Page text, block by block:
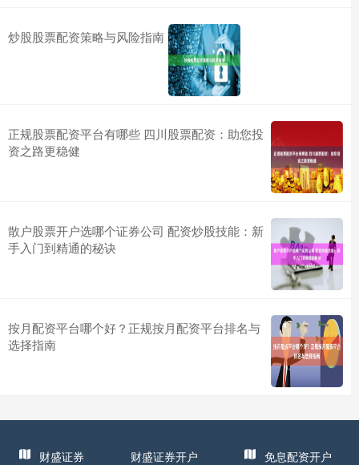
炒股股票配资策略与风险指南
正规股票配资平台有哪些 四川股票配资：助您投
资之路更稳健
散户股票开户选哪个证券公司 配资炒股技能：新
手入门到精通的秘诀
按月配资平台哪个好？正规按月配资平台排名与
选择指南
财盛证券 财盛证券开户 免息配资开户